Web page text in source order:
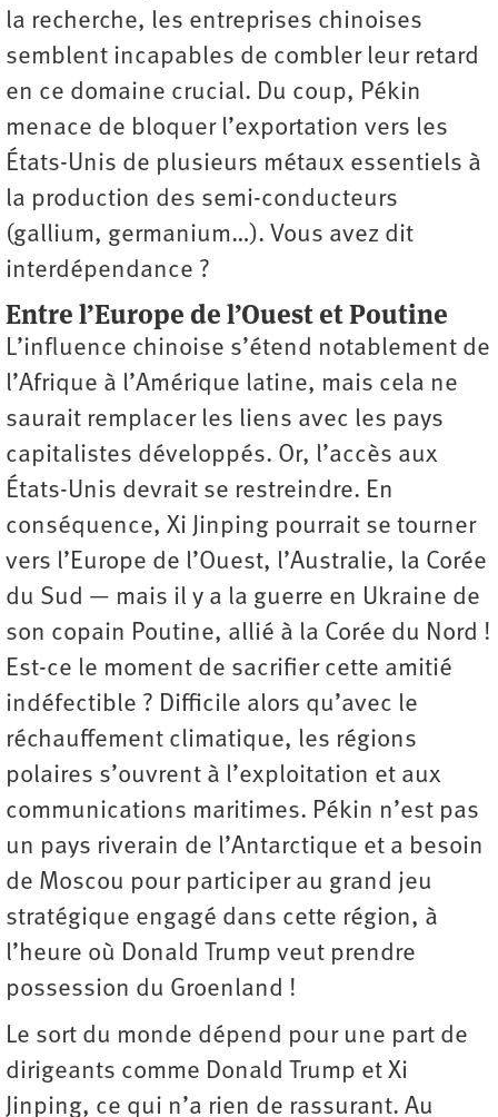
la recherche, les entreprises chinoises
semblent incapables de combler leur retard
en ce domaine crucial. Du coup, Pékin
menace de bloquer l’exportation vers les
États-Unis de plusieurs métaux essentiels à
la production des semi-conducteurs
(gallium, germanium…). Vous avez dit
interdépendance ?
Entre l’Europe de l’Ouest et Poutine
L’influence chinoise s’étend notablement de
l’Afrique à l’Amérique latine, mais cela ne
saurait remplacer les liens avec les pays
capitalistes développés. Or, l’accès aux
États-Unis devrait se restreindre. En
conséquence, Xi Jinping pourrait se tourner
vers l’Europe de l’Ouest, l’Australie, la Corée
du Sud — mais il y a la guerre en Ukraine de
son copain Poutine, allié à la Corée du Nord !
Est-ce le moment de sacrifier cette amitié
indéfectible ? Difficile alors qu’avec le
réchauffement climatique, les régions
polaires s’ouvrent à l’exploitation et aux
communications maritimes. Pékin n’est pas
un pays riverain de l’Antarctique et a besoin
de Moscou pour participer au grand jeu
stratégique engagé dans cette région, à
l’heure où Donald Trump veut prendre
possession du Groenland !
Le sort du monde dépend pour une part de
dirigeants comme Donald Trump et Xi
Jinping, ce qui n’a rien de rassurant. Au